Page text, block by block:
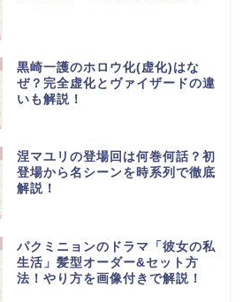
黒崎一護のホロウ化(虚化)はな
ぜ？完全虚化とヴァイザードの違
いも解説！
涅マユリの登場回は何巻何話？初
登場から名シーンを時系列で徹底
解説！
パクミニョンのドラマ「彼女の私
生活」髪型オーダー&セット方
法！やり方を画像付きで解説！